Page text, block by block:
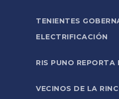
TENIENTES
ELECTRIFICACIÓN
RIS PUNO REPORTA
VECINOS DE LA